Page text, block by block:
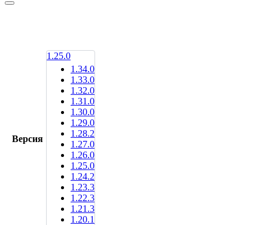
Версия
1.25.0
1.34.0
1.33.0
1.32.0
1.31.0
1.30.0
1.29.0
1.28.2
1.27.0
1.26.0
1.25.0
1.24.2
1.23.3
1.22.3
1.21.3
1.20.1